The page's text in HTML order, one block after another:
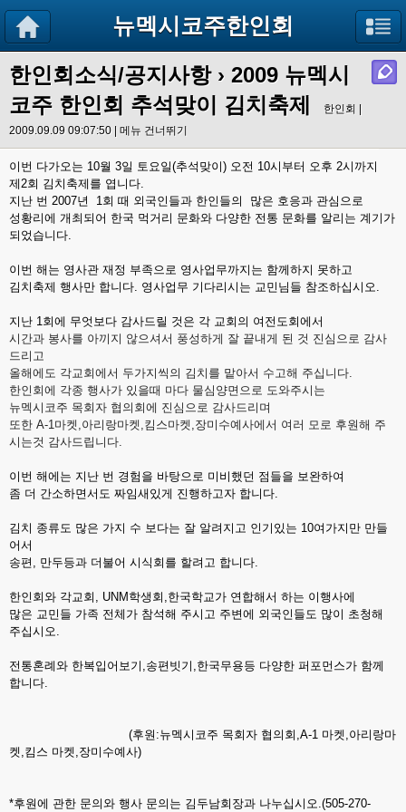
뉴멕시코주한인회
한인회소식/공지사항› 2009 뉴멕시
코주 한인회 추석맞이 김치축제
한인회 |
2009.09.09 09:07:50 | 메뉴 건너뛰기
이번 다가오는 10월 3일 토요일(추석맞이) 오전 10시부터 오후 2시까지
제2회 김치축제를 엽니다.
지난 번 2007년 1회 때 외국인들과 한인들의 많은 호응과 관심으로
성황리에 개최되어 한국 먹거리 문화와 다양한 전통 문화를 알리는 계기가
되었습니다.
이번 해는 영사관 재정 부족으로 영사업무까지는 함께하지 못하고
김치축제 행사만 합니다. 영사업무 기다리시는 교민님들 참조하십시오.
지난 1회에 무엇보다 감사드릴 것은 각 교회의 여전도회에서
시간과 봉사를 아끼지 않으셔서 풍성하게 잘 끝내게 된 것 진심으로 감사
드리고
올해에도 각교회에서 두가지씩의 김치를 맡아서 수고해 주십니다.
한인회에 각종 행사가 있을때 마다 물심양면으로 도와주시는
뉴멕시코주 목회자 협의회에 진심으로 감사드리며
또한 A-1마켓,아리랑마켓,킴스마켓,장미수예사에서 여러 모로 후원해 주
시는것 감사드립니다.
이번 해에는 지난 번 경험을 바탕으로 미비했던 점들을 보완하여
좀 더 간소하면서도 짜임새있게 진행하고자 합니다.
김치 종류도 많은 가지 수 보다는 잘 알려지고 인기있는 10여가지만 만들
어서
송편, 만두등과 더불어 시식회를 할려고 합니다.
한인회와 각교회, UNM학생회,한국학교가 연합해서 하는 이행사에
많은 교민들 가족 전체가 참석해 주시고 주변에 외국인들도 많이 초청해
주십시오.
전통혼례와 한복입어보기,송편빗기,한국무용등 다양한 퍼포먼스가 함께
합니다.
(후원:뉴멕시코주 목회자 협의회,A-1 마켓,아리랑마
켓,킴스 마켓,장미수예사)
*후원에 관한 문의와 행사 문의는 김두남회장과 나누십시오.(505-270-